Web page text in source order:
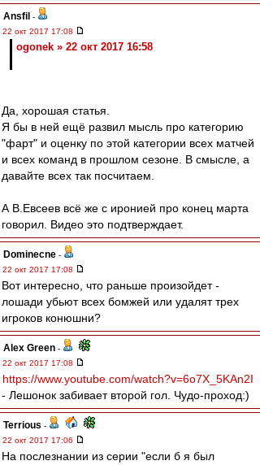
Ansfil -
22 окт 2017 17:08
ogonek » 22 окт 2017 16:58
Да, хорошая статья.
Я бы в ней ещё развил мысль про категорию
"фарт" и оценку по этой категории всех матчей
и всех команд в прошлом сезоне. В смысле, а
давайте всех так посчитаем.
А В.Евсеев всё же с иронией про конец марта
говорил. Видео это подтверждает.
Dominecne -
22 окт 2017 17:08
Вот интересно, что раньше произойдет -
лошади убьют всех бомжей или удалят трех
игроков конюшни?
Alex Green -
22 окт 2017 17:08
https://www.youtube.com/watch?v=6o7X_5KAn2I
- Лешонок забивает второй гол. Чудо-проход:)
Terrious -
22 окт 2017 17:06
На послезнании из серии "если б я был